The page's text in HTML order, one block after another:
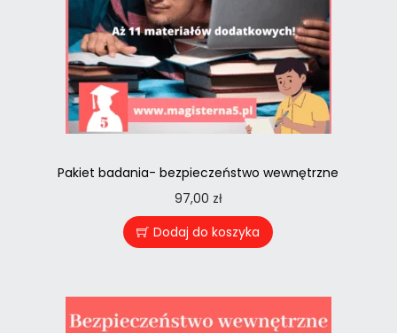
Pakiet badania- bezpieczeństwo wewnętrzne
97,00 zł
Dodaj do koszyka